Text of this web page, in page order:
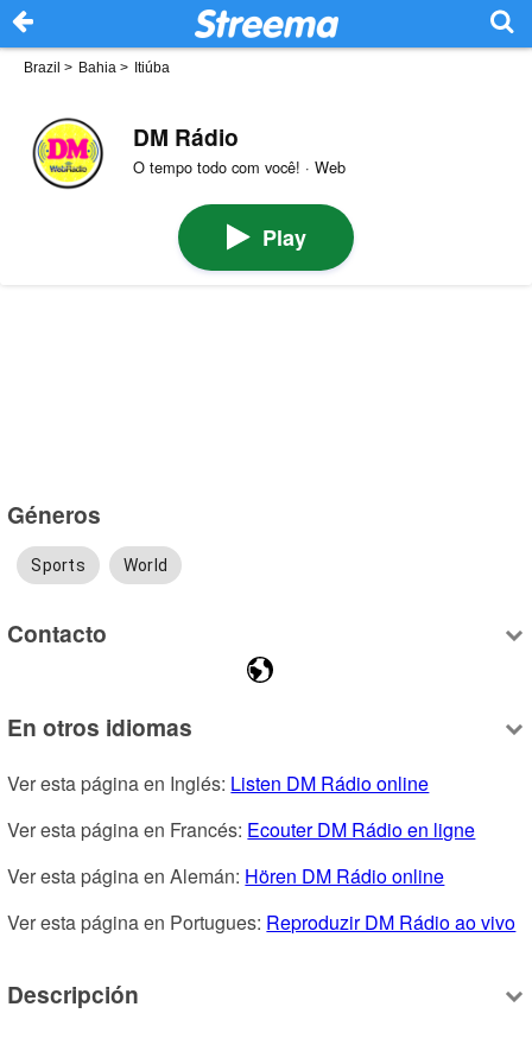
Brazil > Bahia > Itiúba
DM Rádio
O tempo todo com você! · Web
Play
Géneros
Sports World
Contacto
En otros idiomas
Ver esta página en Inglés: Listen DM Rádio online
Ver esta página en Francés: Ecouter DM Rádio en ligne
Ver esta página en Alemán: Hören DM Rádio online
Ver esta página en Portugues: Reproduzir DM Rádio ao vivo
Descripción